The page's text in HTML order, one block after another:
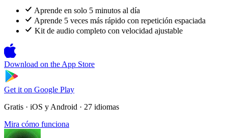
Aprende en solo 5 minutos al día
Aprende 5 veces más rápido con repetición espaciada
Kit de audio completo con velocidad ajustable
Download on the App Store
Get it on Google Play
Gratis · iOS y Android · 27 idiomas
Mira cómo funciona